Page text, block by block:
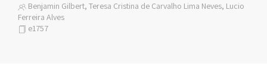
Benjamin Gilbert, Teresa Cristina de Carvalho Lima Neves, Lucio
Ferreira Alves
e1757